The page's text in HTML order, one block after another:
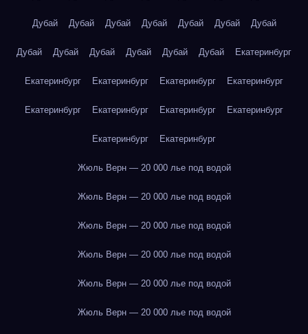
Дубай Дубай Дубай Дубай Дубай Дубай Дубай
Дубай Дубай Дубай Дубай Дубай Дубай Екатеринбург
Екатеринбург Екатеринбург Екатеринбург Екатеринбург
Екатеринбург Екатеринбург Екатеринбург Екатеринбург
Екатеринбург Екатеринбург
Жюль Верн — 20 000 лье под водой
Жюль Верн — 20 000 лье под водой
Жюль Верн — 20 000 лье под водой
Жюль Верн — 20 000 лье под водой
Жюль Верн — 20 000 лье под водой
Жюль Верн — 20 000 лье под водой